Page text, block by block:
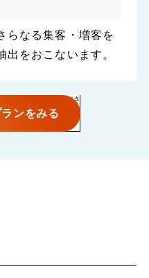
らなる集客・増客を
出をおこないます。
ンをみる